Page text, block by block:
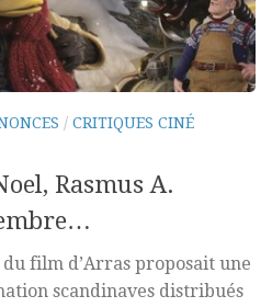
/ CRITIQUES CINÉ
Rasmus A.
film d’Arras proposait une
scandinaves distribués